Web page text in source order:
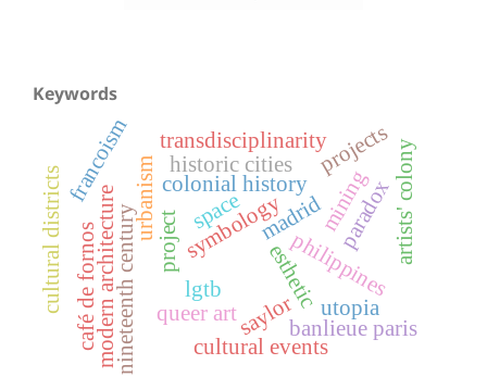
Keywords
symbology
lgtb
saylor
queer art
esthetic
philippines
madrid
colonial history
urbanism
nineteenth century
mining
paradox
modern architecture project space
banlieue paris
artists' colony
francoism historic cities
cultural events
transdisciplinarity
cultural districtscafé de fornos
projects
utopia